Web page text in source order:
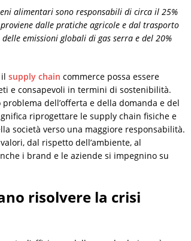
alimentari sono responsabili di circa il 25%
dalle pratiche agricole e dal trasporto
emissioni globali di gas serra e del 20%
supply chain commerce possa essere
e consapevoli in termini di sostenibilità.
dell’offerta e della domanda e del
riprogettare le supply chain fisiche e
società verso una maggiore responsabilità.
dal rispetto dell’ambiente, al
i brand e le aziende si impegnino su
risolvere la crisi